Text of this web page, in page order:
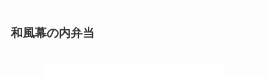
和風幕の内弁当